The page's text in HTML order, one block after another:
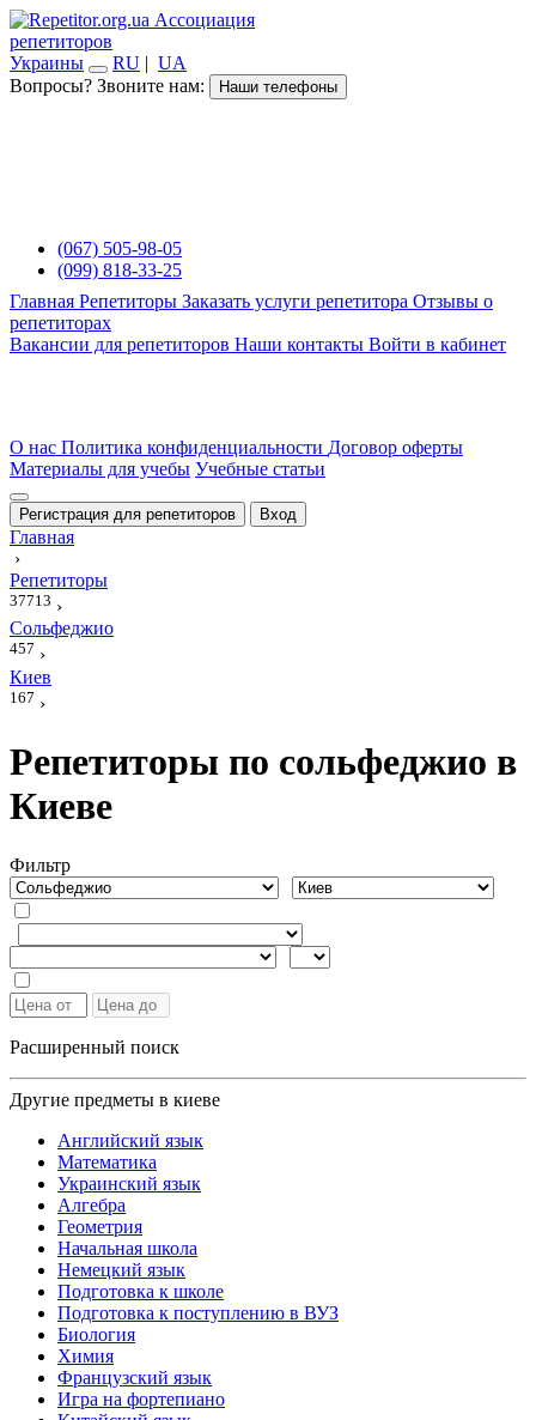
Ассоциация
репетиторов
Украины
RU | UA
Вопросы? Звоните нам:
Наши телефоны
(067) 505-98-05
(099) 818-33-25
Главная Репетиторы Заказать услуги репетитора Отзывы о
репетиторах
Вакансии для репетиторов Наши контакты Войти в кабинет
О нас Политика конфиденциальности Договор оферты
Материалы для учебы Учебные статьи
Регистрация для репетиторов Вход
Главная
›
Репетиторы
37713 ›
Сольфеджио
457 ›
Киев
167 ›
Репетиторы по сольфеджио в
Киеве
Фильтр
Расширенный поиск
Другие предметы в киеве
Английский язык
Математика
Украинский язык
Алгебра
Геометрия
Начальная школа
Немецкий язык
Подготовка к школе
Подготовка к поступлению в ВУЗ
Биология
Химия
Французский язык
Игра на фортепиано